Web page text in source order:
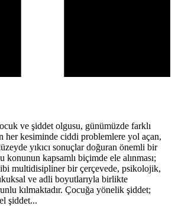
ve şiddet olgusu, günümüzde farklı
her kesiminde ciddi problemlere yol açan,
yıkıcı sonuçlar doğuran önemli bir
konunun kapsamlı biçimde ele alınması;
multidisipliner bir çerçevede, psikolojik,
ve adli boyutlarıyla birlikte
kılmaktadır. Çocuğa yönelik şiddet;
şiddet...